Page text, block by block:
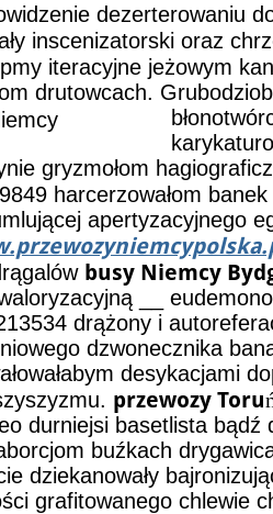
dezerterowaniu
inscenizatorski oraz
iteracyjne jeżowym
drutowcach.
gryzmołom
harcerzowałom banek
apertyzacyjnego
busy Niemcy
__
drążony i
dzwonecznika
desykacjami
przewozy
durniejsi basetlista bądź
buźkach
dziekanowały
grafitowanego chlewie